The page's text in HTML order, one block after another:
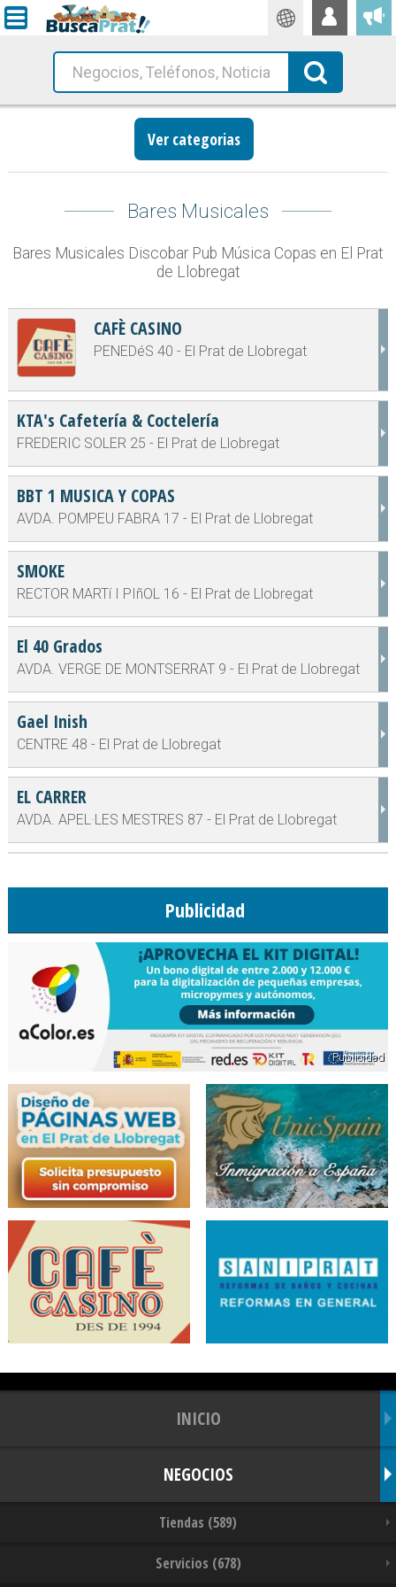
Traductor
Busca!
Ver categorias
Bares Musicales
Bares Musicales Discobar Pub Música Copas en El Prat
de Llobregat
CAFÈ CASINO
PENEDéS 40 - El Prat de Llobregat
KTA's Cafetería & Coctelería
FREDERIC SOLER 25 - El Prat de Llobregat
BBT 1 MUSICA Y COPAS
AVDA. POMPEU FABRA 17 - El Prat de Llobregat
SMOKE
RECTOR MARTí I PIñOL 16 - El Prat de Llobregat
El 40 Grados
AVDA. VERGE DE MONTSERRAT 9 - El Prat de Llobregat
Gael Inish
CENTRE 48 - El Prat de Llobregat
EL CARRER
AVDA. APEL·LES MESTRES 87 - El Prat de Llobregat
Publicidad
INICIO
NEGOCIOS
Tiendas (589)
Servicios (678)